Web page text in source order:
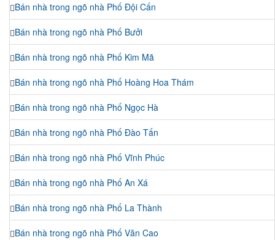
Bán nhà trong ngõ nhà Phố Đội Cấn
Bán nhà trong ngõ nhà Phố Bưởi
Bán nhà trong ngõ nhà Phố Kim Mã
Bán nhà trong ngõ nhà Phố Hoàng Hoa Thám
Bán nhà trong ngõ nhà Phố Ngọc Hà
Bán nhà trong ngõ nhà Phố Đào Tấn
Bán nhà trong ngõ nhà Phố Vĩnh Phúc
Bán nhà trong ngõ nhà Phố An Xá
Bán nhà trong ngõ nhà Phố La Thành
Bán nhà trong ngõ nhà Phố Văn Cao